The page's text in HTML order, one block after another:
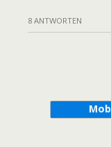
8 ANTWORTEN